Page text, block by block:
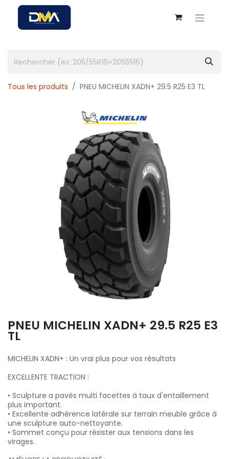
Tous les produits PNEU MICHELIN XADN+ 29.5 R25 E3 TL
PNEU MICHELIN XADN+ 29.5 R25 E3
TL
MICHELIN XADN+ : Un vrai plus pour vos résultats
EXCELLENTE TRACTION :
• Sculpture a pavés multi facettes ​à taux d'entaillement
plus important.
• Excellente adhérence latérale sur terrain​ meuble grâce à
une sculpture auto-nettoyante.
• Sommet conçu pour résister​ aux tensions dans les
virages.